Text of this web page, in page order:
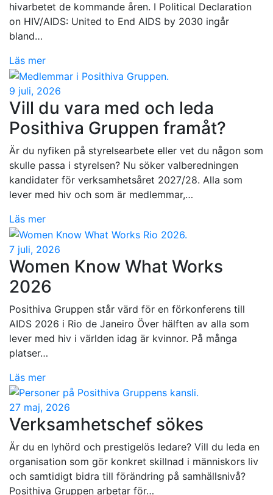
hivarbetet de kommande åren. I Political Declaration
on HIV/AIDS: United to End AIDS by 2030 ingår
bland…
Läs mer
9 juli, 2026
Vill du vara med och leda
Posithiva Gruppen framåt?
Är du nyfiken på styrelsearbete eller vet du någon som
skulle passa i styrelsen? Nu söker valberedningen
kandidater för verksamhetsåret 2027/28. Alla som
lever med hiv och som är medlemmar,…
Läs mer
7 juli, 2026
Women Know What Works
2026
Posithiva Gruppen står värd för en förkonferens till
AIDS 2026 i Rio de Janeiro Över hälften av alla som
lever med hiv i världen idag är kvinnor. På många
platser…
Läs mer
27 maj, 2026
Verksamhetschef sökes
Är du en lyhörd och prestigelös ledare? Vill du leda en
organisation som gör konkret skillnad i människors liv
och samtidigt bidra till förändring på samhällsnivå?
Posithiva Gruppen arbetar för…